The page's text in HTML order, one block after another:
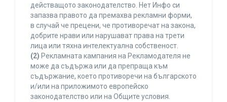
действащото законодателство. Нет Инфо си
запазва правото да премахва рекламни форми,
в случай че прецени, че противоречат на закона,
добрите нрави или нарушават права на трети
лица или тяхна интелектуална собственост.
(2) Рекламната кампания на Рекламодателя не
може да съдържа или да препраща към
съдържание, което противоречи на българското
и/или на приложимото европейско
законодателство или на Общите условия.